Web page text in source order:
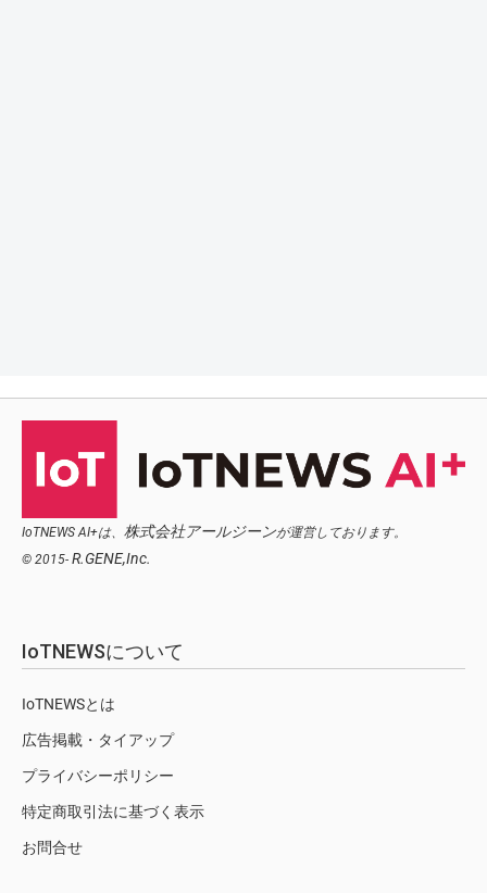
IoTNEWS AI+は、 株式会社アールジーンが運営しております。
© 2015- R.GENE,Inc.
IoTNEWSについて
IoTNEWSとは
広告掲載・タイアップ
プライバシーポリシー
特定商取引法に基づく表示
お問合せ